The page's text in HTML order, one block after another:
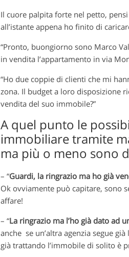
Il cuore palpita forte nel petto,
all’istante appena ho finito di
“Pronto, buongiorno sono Marco
in vendita l’appartamento in via
“Ho due coppie di clienti che mi
zona. Il budget a loro disposizione
vendita del suo immobile?”
A quel punto le
immobiliare tramite
ma più o meno sono
– “Guardi, la ringrazio ma ho già
Ok ovviamente può capitare, sono
affare!
– “La ringrazio ma l’ho già dato ad
anche se un’altra agenzia segue
già trattando l’immobile di solito è